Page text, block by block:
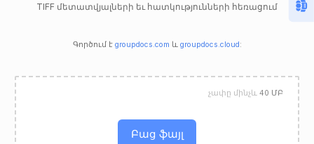
TIFF մետատվյալների եւ հատկությունների հեռացում
Գործում է groupdocs.com և groupdocs.cloud :
Բաց ֆայլ
չափը մինչև 40 ՄԲ